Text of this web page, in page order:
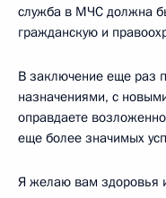
служба в МЧС должна
гражданскую и
В заключение еще раз
назначениями, с
оправдаете
еще более значимых
Я желаю вам здоровья